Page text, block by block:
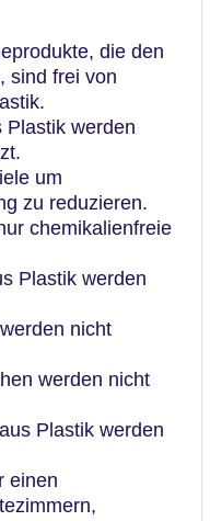
die den
sind frei von
Plastik werden
um
zu reduzieren.
chemikalienfreie
Plastik werden
nicht
werden nicht
Plastik werden
einen